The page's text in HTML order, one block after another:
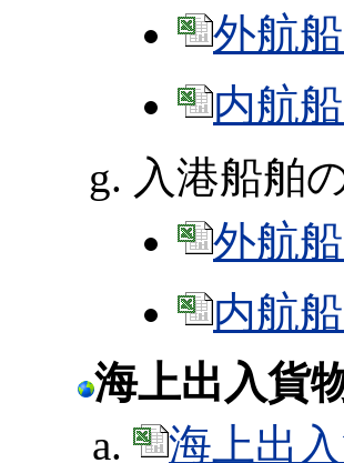
外航
内航
入港船舶
外航
内航
海上出入貨
海上出